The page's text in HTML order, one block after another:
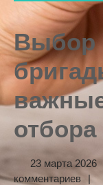
Выбор
отбора
23 марта 2026
комментариев
|